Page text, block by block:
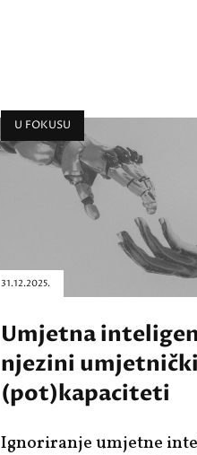
U FOKUSU
31.12.2025.
Umjetna
njezini umjetnički
(pot)kapaciteti
Ignoriranje umjetne